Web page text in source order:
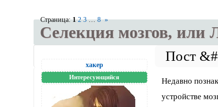
Селекция мозгов, или
Страница:1 2 3 … 8 »
хакер
Интересующийся
Недавно
устройстве